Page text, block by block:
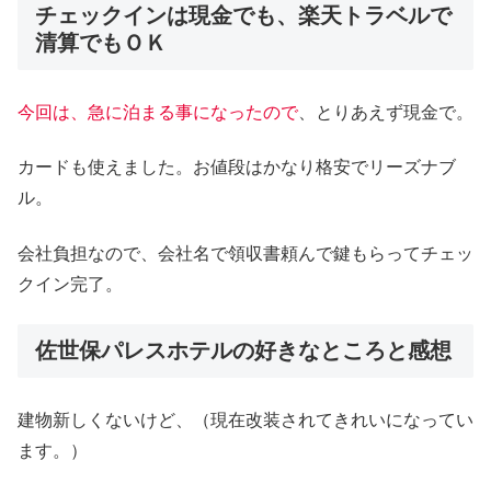
チェックインは現金でも、楽天トラベルで
清算でもＯＫ
今回は、急に泊まる事になったので、とりあえず現金で。
カードも使えました。お値段はかなり格安でリーズナブ
ル。
会社負担なので、会社名で領収書頼んで鍵もらってチェッ
クイン完了。
佐世保パレスホテルの好きなところと感想
建物新しくないけど、（現在改装されてきれいになってい
ます。）